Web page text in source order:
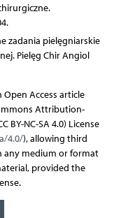
zadania pielęgniarskie
Pielęg Chir Angiol
Open Access article
Attribution-
BY-NC-SA 4.0) License
4.0/), allowing third
any medium or format
provided the